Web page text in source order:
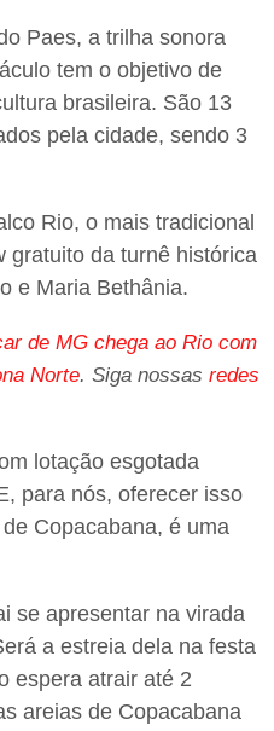
Paes, a trilha sonora
tem o objetivo de
brasileira. São 13
pela cidade, sendo 3
Rio, o mais tradicional
gratuito da turnê histórica
e Maria Bethânia.
de MG chega ao Rio com
Norte. Siga nossasredes
lotação esgotada
para nós, oferecer isso
Copacabana, é uma
se apresentar na virada
a estreia dela na festa
espera atrair até 2
areias de Copacabana